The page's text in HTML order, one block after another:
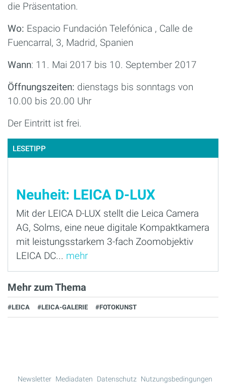
die Präsentation.
Wo: Espacio Fundación Telefónica , Calle de
Fuencarral, 3, Madrid, Spanien
Wann: 11. Mai 2017 bis 10. September 2017
Öffnungszeiten: dienstags bis sonntags von
10.00 bis 20.00 Uhr
Der Eintritt ist frei.
LESETIPP
Neuheit: LEICA D-LUX
Mit der LEICA D-LUX stellt die Leica Camera
AG, Solms, eine neue digitale Kompaktkamera
mit leistungsstarkem 3-fach Zoomobjektiv
LEICA DC... mehr
Mehr zum Thema
#LEICA #LEICA-GALERIE #FOTOKUNST
Newsletter Mediadaten Datenschutz Nutzungsbedingungen